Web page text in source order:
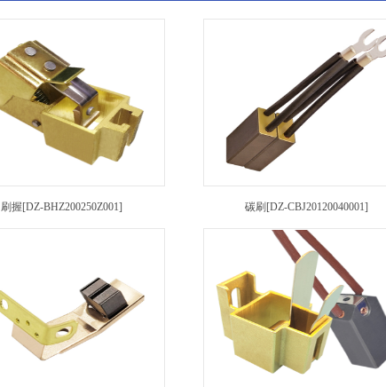
刷握[DZ-BHZ200250Z001] 碳刷[DZ-CBJ20120040001]